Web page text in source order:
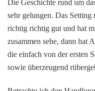
Die Geschichte rund um
sehr gelungen. Das
richtig richtig gut und hat
zusammen sehe, dann hat
die einfach von der ersten
sowie überzeugend